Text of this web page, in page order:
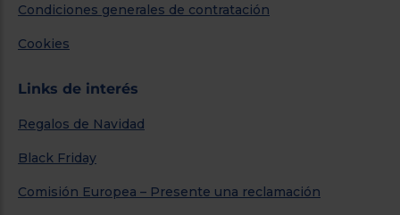
Condiciones generales de contratación
Cookies
Links de interés
Regalos de Navidad
Black Friday
Comisión Europea – Presente una reclamación